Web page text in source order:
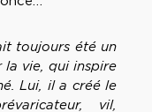
toujours été un
la vie, qui inspire
Lui, il a créé le
vil,